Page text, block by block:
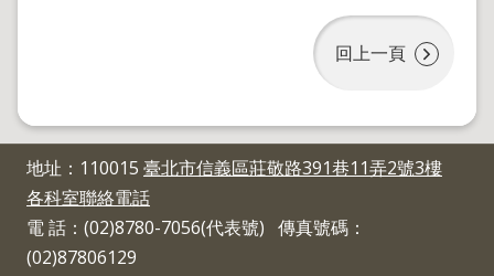
回上一頁
地址：110015 臺北市信義區莊敬路391巷11弄2號3樓
各科室聯絡電話
電 話：(02)8780-7056(代表號) 傳真號碼：
(02)87806129